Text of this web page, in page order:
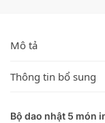
Mô tả
Thông tin bổ sung
Bộ dao nhật 5 món